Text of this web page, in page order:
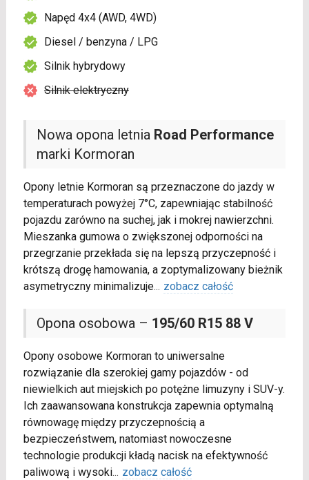
Nowa opona letnia Road Performance
marki Kormoran
Opony letnie Kormoran są przeznaczone do jazdy w
temperaturach powyżej 7°C, zapewniając stabilność
pojazdu zarówno na suchej, jak i mokrej nawierzchni.
Mieszanka gumowa o zwiększonej odporności na
przegrzanie przekłada się na lepszą przyczepność i
krótszą drogę hamowania, a zoptymalizowany bieżnik
asymetryczny minimalizuje... zobacz całość
Opona osobowa – 195/60 R15 88 V
Opony osobowe Kormoran to uniwersalne
rozwiązanie dla szerokiej gamy pojazdów - od
niewielkich aut miejskich po potężne limuzyny i SUV-y.
Ich zaawansowana konstrukcja zapewnia optymalną
równowagę między przyczepnością a
bezpieczeństwem, natomiast nowoczesne
technologie produkcji kładą nacisk na efektywność
paliwową i wysoki... zobacz całość
Napęd 4x4 (AWD, 4WD)
Diesel / benzyna / LPG
Silnik hybrydowy
Silnik elektryczny